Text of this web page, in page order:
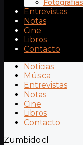
Fotografías
Entrevistas
Notas
Cine
Libros
Contacto
Noticias
Música
Entrevistas
Notas
Cine
Libros
Contacto
Zumbido.cl